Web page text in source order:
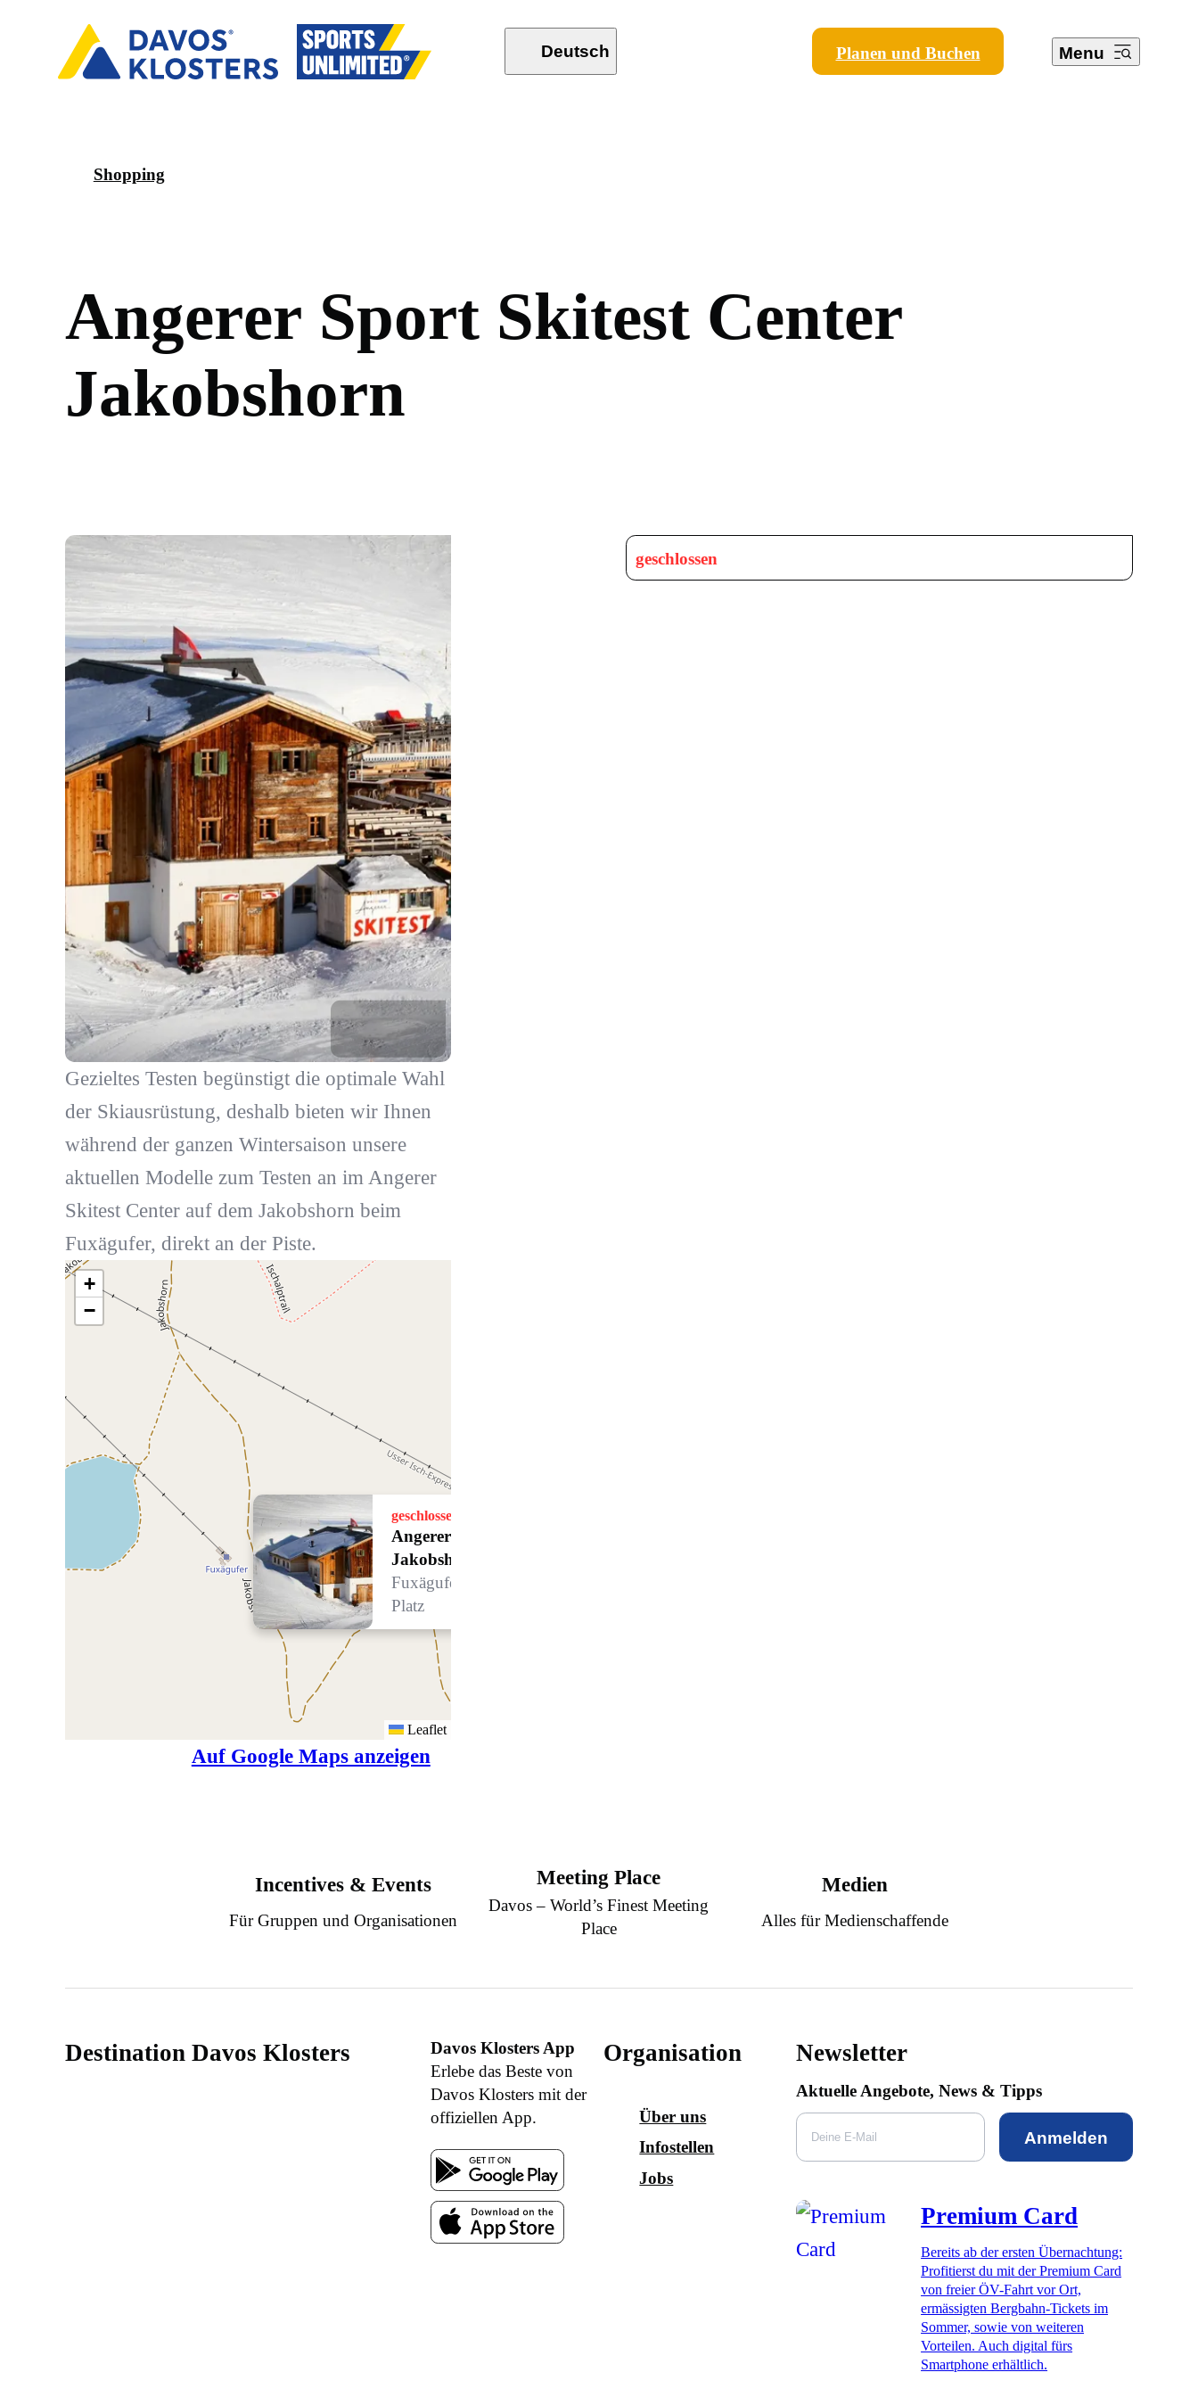
Deutsch Planen und Buchen Menu
Shopping
Angerer Sport Skitest Center
Jakobshorn
Gezieltes Testen begünstigt die optimale Wahl
der Skiausrüstung, deshalb bieten wir Ihnen
während der ganzen Wintersaison unsere
aktuellen Modelle zum Testen an im Angerer
Skitest Center auf dem Jakobshorn beim
Fuxägufer, direkt an der Piste.
geschlossen
Angerer Sport Skitest Center
Jakobshorn
Fuxägufer, Jakobshorn, 7270 Davos
Platz
+
−
Leaflet
Auf Google Maps anzeigen
geschlossen
Incentives & Events
Für Gruppen und Organisationen
Meeting Place
Davos – World’s Finest Meeting
Place
Medien
Alles für Medienschaffende
Destination Davos Klosters
Davos Klosters App
Erlebe das Beste von
Davos Klosters mit der
offiziellen App.
Organisation
Über uns
Infostellen
Jobs
Newsletter
Aktuelle Angebote, News & Tipps
Anmelden
Premium Card
Bereits ab der ersten Übernachtung:
Profitierst du mit der Premium Card
von freier ÖV-Fahrt vor Ort,
ermässigten Bergbahn-Tickets im
Sommer, sowie von weiteren
Vorteilen. Auch digital fürs
Smartphone erhältlich.